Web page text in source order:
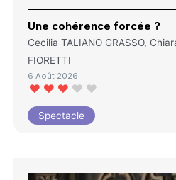
Une cohérence forcée ?
Cecilia TALIANO GRASSO,
FIORETTI
6 Août 2026
Spectacle